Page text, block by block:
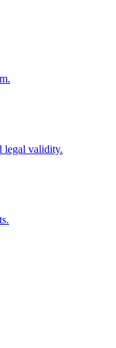
legal validity.